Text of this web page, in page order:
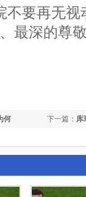
要再无视
最深的尊
下一篇： 库
何